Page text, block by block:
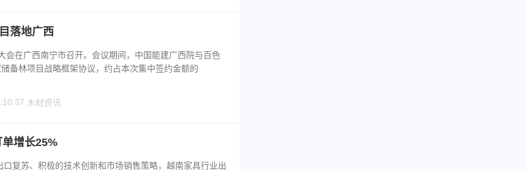
落地广西
会在广西南宁市召开。会议期间，中国能建广西院与百色
备林项目战略框架协议，约占本次集中签约金额的
木材资讯
增长25%
复苏、积极的技术创新和市场销售策略，越南家具行业出